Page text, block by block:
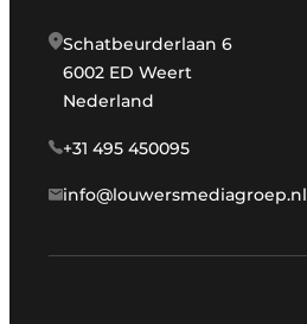
Schatbeurderlaan 6
6002 ED Weert
Nederland
+31 495 450095
info@louwersmediagroep.nl